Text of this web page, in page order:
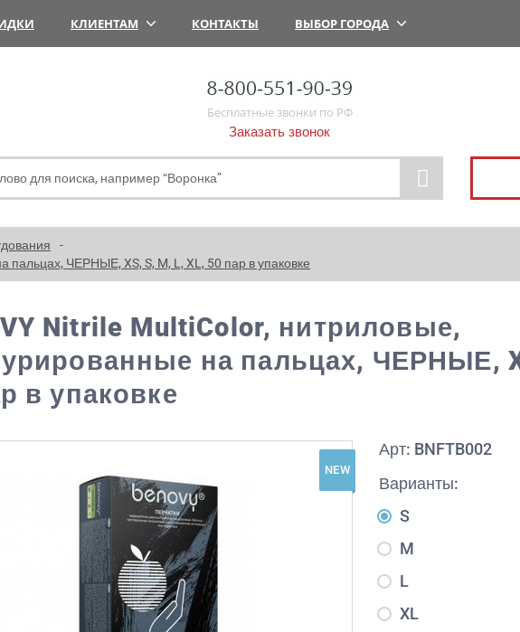
КЛИЕНТАМ КОНТАКТЫ ВЫБОР ГОРОДА
Бесплатные звонки по РФ
Заказать звонок
пальцах, ЧЕРНЫЕ, XS, S, M, L, XL, 50 пар в упаковке
Nitrile MultiColor, нитриловые,
на пальцах, ЧЕРНЫЕ,
в упаковке
NEW
Арт: BNFTB002
Варианты:
S
M
L
XL